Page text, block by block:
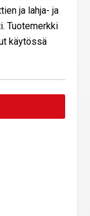
ja lahja- ja
Tuotemerkki
käytössä